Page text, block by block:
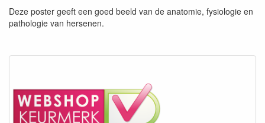
Deze poster geeft een goed beeld van de anatomie, fysiologie en
pathologie van hersenen.